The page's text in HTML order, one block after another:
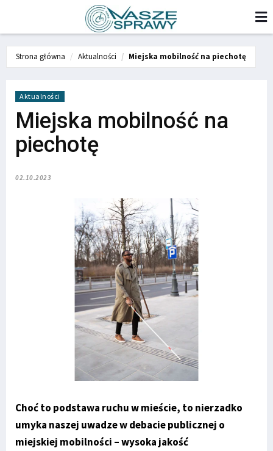
Strona główna Aktualności Miejska mobilność na piechotę
Aktualności
Miejska mobilność na
piechotę
02.10.2023
Choć to podstawa ruchu w mieście, to nierzadko
umyka naszej uwadze w debacie publicznej o
miejskiej mobilności – wysoka jakość